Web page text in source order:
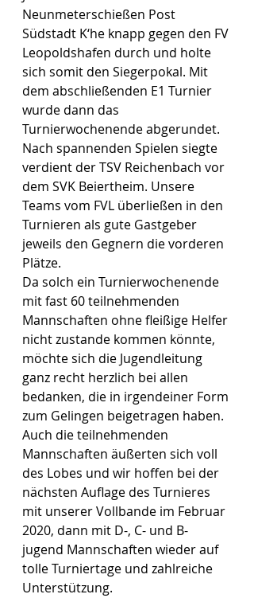
Neunmeterschießen Post
Südstadt K‘he knapp gegen den FV
Leopoldshafen durch und holte
sich somit den Siegerpokal. Mit
dem abschließenden E1 Turnier
wurde dann das
Turnierwochenende abgerundet.
Nach spannenden Spielen siegte
verdient der TSV Reichenbach vor
dem SVK Beiertheim. Unsere
Teams vom FVL überließen in den
Turnieren als gute Gastgeber
jeweils den Gegnern die vorderen
Plätze.
Da solch ein Turnierwochenende
mit fast 60 teilnehmenden
Mannschaften ohne fleißige Helfer
nicht zustande kommen könnte,
möchte sich die Jugendleitung
ganz recht herzlich bei allen
bedanken, die in irgendeiner Form
zum Gelingen beigetragen haben.
Auch die teilnehmenden
Mannschaften äußerten sich voll
des Lobes und wir hoffen bei der
nächsten Auflage des Turnieres
mit unserer Vollbande im Februar
2020, dann mit D-, C- und B-
jugend Mannschaften wieder auf
tolle Turniertage und zahlreiche
Unterstützung.